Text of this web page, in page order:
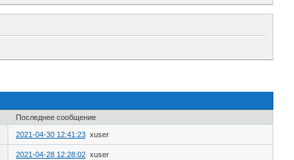
Последнее сообщение
2021-04-30 12:41:23 xuser
2021-04-28 12:28:02 xuser